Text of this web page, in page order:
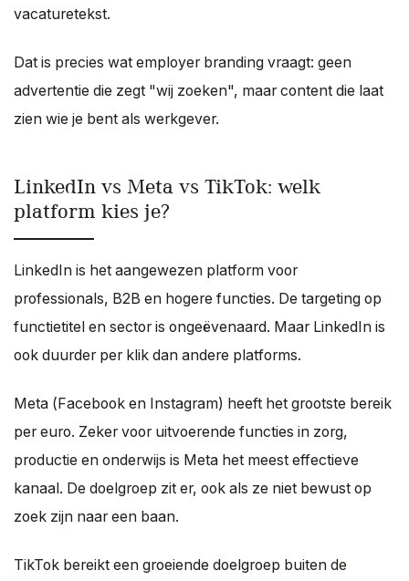
vacaturetekst.
Dat is precies wat employer branding vraagt: geen
advertentie die zegt "wij zoeken", maar content die laat
zien wie je bent als werkgever.
LinkedIn vs Meta vs TikTok: welk
platform kies je?
LinkedIn is het aangewezen platform voor
professionals, B2B en hogere functies. De targeting op
functietitel en sector is ongeëvenaard. Maar LinkedIn is
ook duurder per klik dan andere platforms.
Meta (Facebook en Instagram) heeft het grootste bereik
per euro. Zeker voor uitvoerende functies in zorg,
productie en onderwijs is Meta het meest effectieve
kanaal. De doelgroep zit er, ook als ze niet bewust op
zoek zijn naar een baan.
TikTok bereikt een groeiende doelgroep buiten de